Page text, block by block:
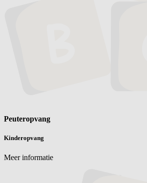
Peuteropvang
Kinderopvang
Meer informatie